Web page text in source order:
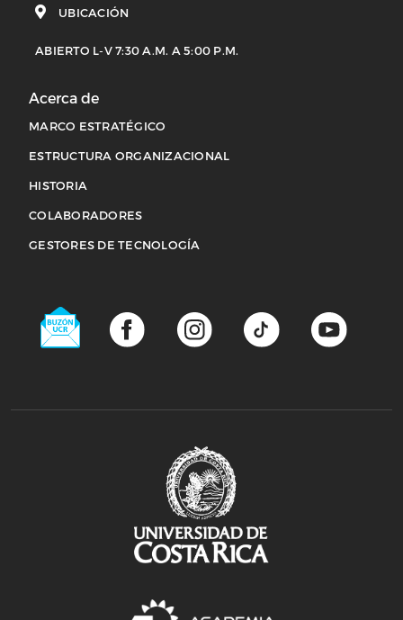
UBICACIÓN
ABIERTO L-V 7:30 A.M. A 5:00 P.M.
Acerca de
MARCO ESTRATÉGICO
ESTRUCTURA ORGANIZACIONAL
HISTORIA
COLABORADORES
Acerca de
GESTORES DE TECNOLOGÍA